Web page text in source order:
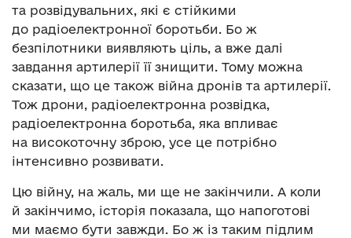
та розвідувальних, які є стійкими
до радіоелектронної боротьби. Бо ж
безпілотники виявляють ціль, а вже далі
завдання артилерії її знищити. Тому можна
сказати, що це також війна дронів та артилерії.
Тож дрони, радіоелектронна розвідка,
радіоелектронна боротьба, яка впливає
на високоточну зброю, усе це потрібно
інтенсивно розвивати.
Цю війну, на жаль, ми ще не закінчили. А коли
й закінчимо, історія показала, що напоготові
ми маємо бути завжди. Бо ж із таким підлим